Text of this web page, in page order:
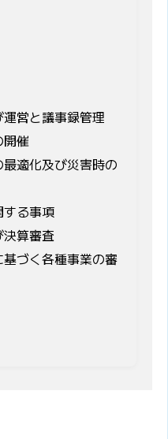
営と議事録管理
催
適化及び災害時の
る事項
算審査
づく各種事業の審